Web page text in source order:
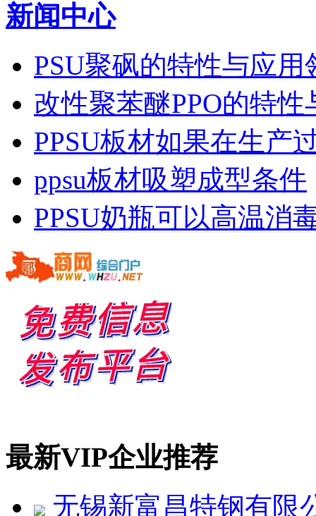
新闻中心
PSU聚砜的特性与应用
改性聚苯醚PPO的特
PPSU板材如果在生产
ppsu板材吸塑成型条件
PPSU奶瓶可以高温消
最新VIP企业推荐
无锡新富昌特钢有限